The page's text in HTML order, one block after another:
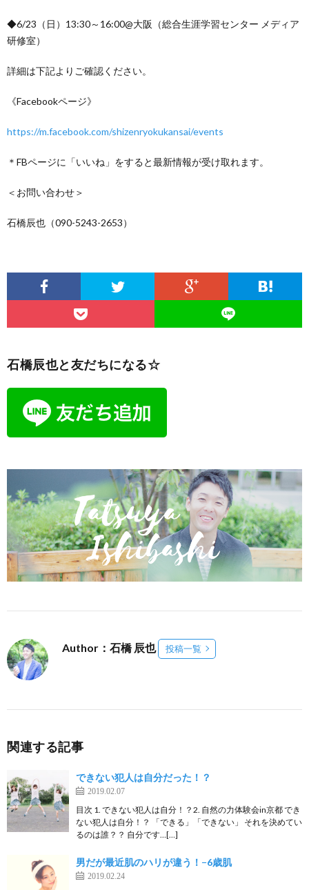
◆6/23（日）13:30～16:00@大阪（総合生涯学習センター メディア
研修室）
詳細は下記よりご確認ください。
《Facebookページ》
https://m.facebook.com/shizenryokukansai/events
＊FBページに「いいね」をすると最新情報が受け取れます。
＜お問い合わせ＞
石橋辰也（090-5243-2653）
石橋辰也と友だちになる☆
Author：石橋 辰也 投稿一覧
関連する記事
できない犯人は自分だった！？
2019.02.07
目次 1. できない犯人は自分！？2. 自然の力体験会in京都 でき
ない犯人は自分！？ 「できる」「できない」 それを決めてい
るのは誰？？ 自分です…[…]
男だが最近肌のハリが違う！−6歳肌
2019.02.24